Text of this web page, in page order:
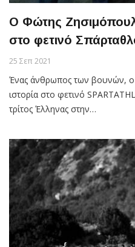
O Φώτης
στο φετινό
25 Σεπ 2021
Ένας άνθρωπος των βουνών,
ιστορία στο φετινό
τρίτος Έλληνας στην…